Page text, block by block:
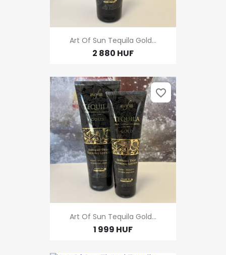
Art Of Sun Tequila Gold...
2 880 HUF
Art Of Sun Tequila Gold...
1 999 HUF
favorite_border